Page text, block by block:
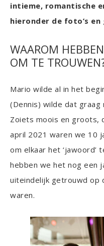
intieme, romantische
hieronder de foto’s
WAAROM
OM TE
Mario wilde al in het
(Dennis) wilde dat graag
Zoiets moois en groots,
april 2021 waren we 10
om elkaar het ‘jawoord’
hebben we het nog een
uiteindelijk getrouwd op
waren.